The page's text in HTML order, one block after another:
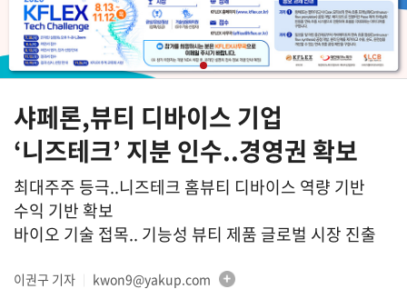
샤페론,뷰티 디바이스 기업
‘니즈테크’ 지분 인수..경영권 확보
최대주주 등극..니즈테크 홈뷰티 디바이스 역량 기반
수익 기반 확보
바이오 기술 접목.. 기능성 뷰티 제품 글로벌 시장 진출
이권구 기자
kwon9@yakup.com